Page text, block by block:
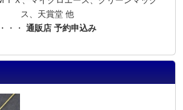
ス、天賞堂 他
・・・ 通販店 予約申込み